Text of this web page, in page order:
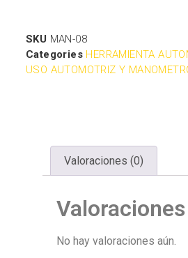
SKU MAN-08
Categories HERRAMIENTA
USO AUTOMOTRIZ Y
Valoraciones (0)
Valoraciones
No hay valoraciones aún.